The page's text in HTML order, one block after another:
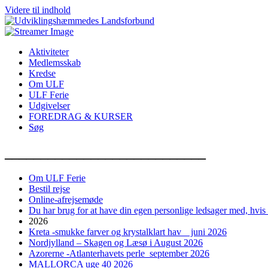
Videre til indhold
Aktiviteter
Medlemsskab
Kredse
Om ULF
ULF Ferie
Udgivelser
FOREDRAG & KURSER
Søg
Om ULF Ferie
Bestil rejse
Online-afrejsemøde
Du har brug for at have din egen personlige ledsager med, hvis
2026
Kreta -smukke farver og krystalklart hav juni 2026
Nordjylland – Skagen og Læsø i August 2026
Azorerne -Atlanterhavets perle september 2026
MALLORCA uge 40 2026